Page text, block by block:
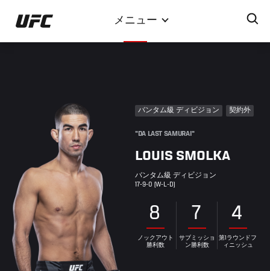
イ
ン
メニュー
バンタム級 ディビジョン 契約外
"DA LAST SAMURAI"
LOUIS SMOLKA
バンタム級 ディビジョン
17-9-0 (W-L-D)
8
ノックアウト
勝利数
7
サブミッショ
ン勝利数
4
第1ラウンドフ
ィニッシュ